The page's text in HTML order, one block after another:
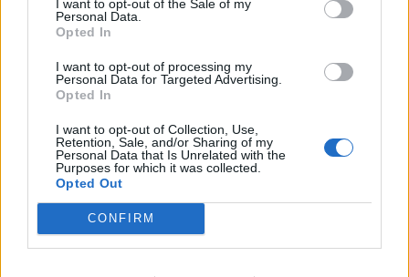
I want to opt-out of the Sale of my
Personal Data.
Opted In
I want to opt-out of processing my
Personal Data for Targeted Advertising.
Opted In
I want to opt-out of Collection, Use,
Retention, Sale, and/or Sharing of my
Personal Data that Is Unrelated with the
Purposes for which it was collected.
Opted Out
CONFIRM
KEDVES OLVASÓNK!
A keresett cikk a portfolio.hu hírarchívumához
tartozik, melynek olvasása előfizetéses
Az előfizetés a következőket tartalmazza:
Portfolio.hu teljes cikkarchívum
Kötéslisták: BÉT elmúlt 2 év napon belüli
kötéslistái